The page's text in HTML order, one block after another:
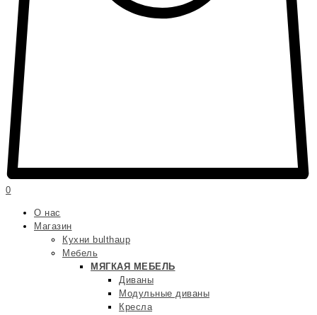
0
О нас
Магазин
Кухни bulthaup
Мебель
МЯГКАЯ МЕБЕЛЬ
Диваны
Модульные диваны
Кресла